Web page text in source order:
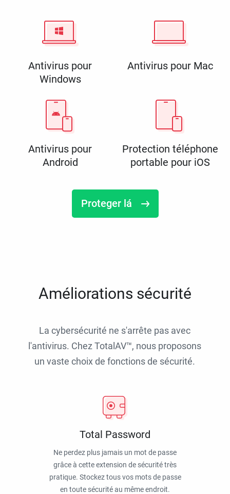
Antivirus pour
Windows
Antivirus pour Mac
Antivirus pour
Android
Protection téléphone
portable pour iOS
Proteger lá
Améliorations sécurité
La cybersécurité ne s'arrête pas avec
l'antivirus. Chez TotalAV™, nous proposons
un vaste choix de fonctions de sécurité.
Total Password
Ne perdez plus jamais un mot de passe
grâce à cette extension de sécurité très
pratique. Stockez tous vos mots de passe
en toute sécurité au même endroit.